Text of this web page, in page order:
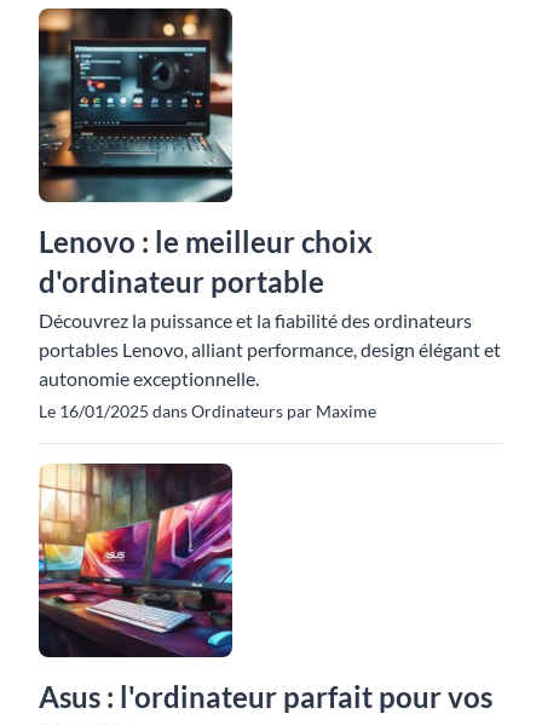
Lenovo : le meilleur choix
d'ordinateur portable
Découvrez la puissance et la fiabilité des ordinateurs
portables Lenovo, alliant performance, design élégant et
autonomie exceptionnelle.
Le 16/01/2025 dans Ordinateurs par Maxime
Asus : l'ordinateur parfait pour vos